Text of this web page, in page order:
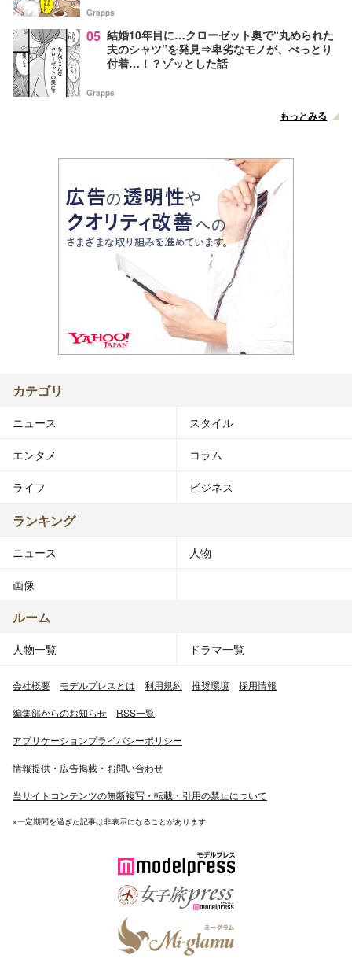
Grapps
05 結婚10年目に…クローゼット奥で“丸められた
夫のシャツ”を発見⇒卑劣なモノが、べっとり
付着…！？ゾッとした話
Grapps
もっとみる
カテゴリ
ニュース スタイル
エンタメ コラム
ライフ ビジネス
ランキング
ニュース 人物
画像
ルーム
人物一覧 ドラマ一覧
会社概要 モデルプレスとは 利用規約 推奨環境 採用情報
編集部からのお知らせ RSS一覧
アプリケーションプライバシーポリシー
情報提供・広告掲載・お問い合わせ
当サイトコンテンツの無断複写・転載・引用の禁止について
※一定期間を過ぎた記事は非表示になることがあります